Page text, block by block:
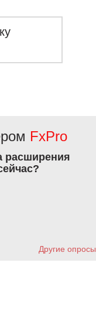
FxPro
расширения
Другие опросы